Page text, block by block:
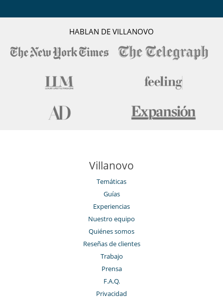
HABLAN DE VILLANOVO
Villanovo
Temáticas
Guías
Experiencias
Nuestro equipo
Quiénes somos
Reseñas de clientes
Trabajo
Prensa
F.A.Q.
Privacidad